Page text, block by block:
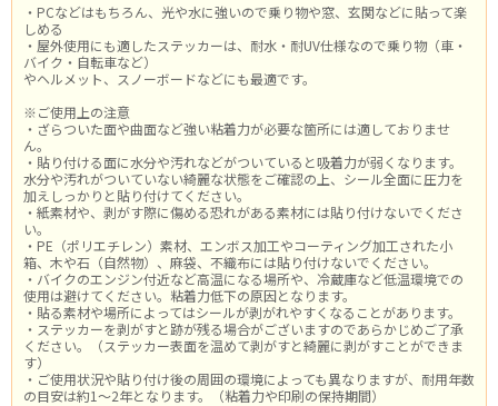
・PCなどはもちろん、光や水に強いので乗り物や窓、玄関などに貼って楽
しめる
・屋外使用にも適したステッカーは、耐水・耐UV仕様なので乗り物（車・
バイク・自転車など）
やヘルメット、スノーボードなどにも最適です。
※ご使用上の注意
・ざらついた面や曲面など強い粘着力が必要な箇所には適しておりませ
ん。
・貼り付ける面に水分や汚れなどがついていると吸着力が弱くなります。
水分や汚れがついていない綺麗な状態をご確認の上、シール全面に圧力を
加えしっかりと貼り付けてください。
・紙素材や、剥がす際に傷める恐れがある素材には貼り付けないでくださ
い。
・PE（ポリエチレン）素材、エンボス加工やコーティング加工された小
箱、木や石（自然物）、麻袋、不織布には貼り付けないでください。
・バイクのエンジン付近など高温になる場所や、冷蔵庫など低温環境での
使用は避けてください。粘着力低下の原因となります。
・貼る素材や場所によってはシールが剥がれやすくなることがあります。
・ステッカーを剥がすと跡が残る場合がございますのであらかじめご了承
ください。（ステッカー表面を温めて剥がすと綺麗に剥がすことができま
す）
・ご使用状況や貼り付け後の周囲の環境によっても異なりますが、耐用年数
の目安は約1～2年となります。（粘着力や印刷の保持期間）